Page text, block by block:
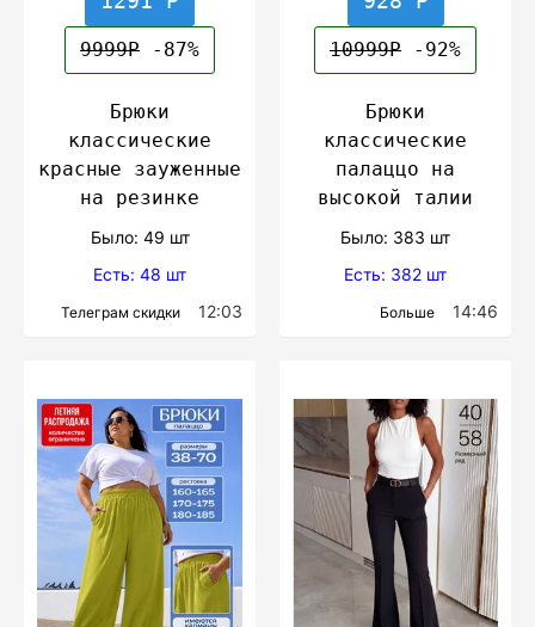
9999Р -87%
Брюки
классические
красные зауженные
на резинке
Было: 49 шт
Есть: 48 шт
Телеграм скидки 12:03
10999Р -92%
Брюки
классические
палаццо на
высокой талии
Было: 383 шт
Есть: 382 шт
Больше 14:46